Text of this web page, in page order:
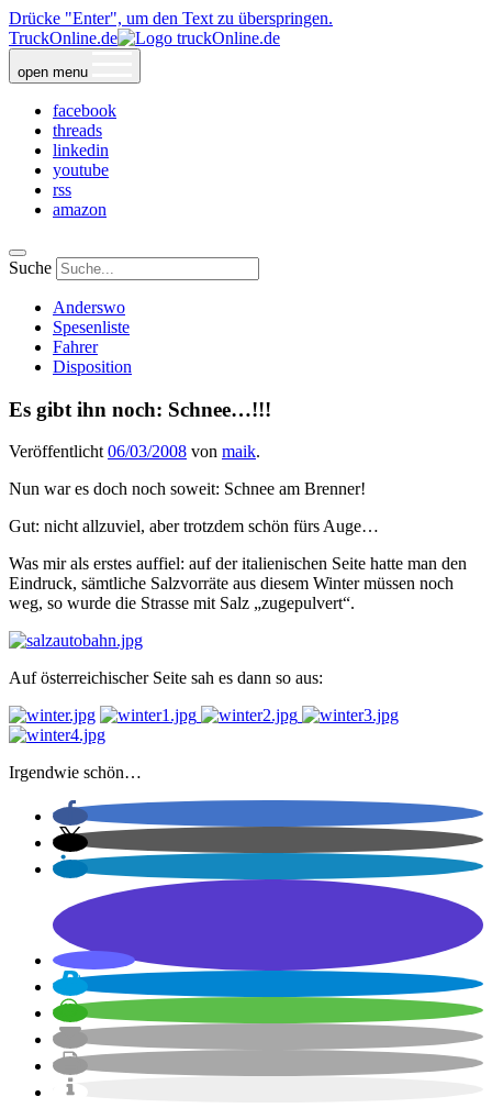
Drücke "Enter", um den Text zu überspringen.
TruckOnline.de
open menu
facebook
threads
linkedin
youtube
rss
amazon
Suche
Anderswo
Spesenliste
Fahrer
Disposition
Es gibt ihn noch: Schnee…!!!
Veröffentlicht06/03/2008 von maik.
Nun war es doch noch soweit: Schnee am Brenner!
Gut: nicht allzuviel, aber trotzdem schön fürs Auge…
Was mir als erstes auffiel: auf der italienischen Seite hatte man den
Eindruck, sämtliche Salzvorräte aus diesem Winter müssen noch
weg, so wurde die Strasse mit Salz „zugepulvert“.
Auf österreichischer Seite sah es dann so aus:
Irgendwie schön…